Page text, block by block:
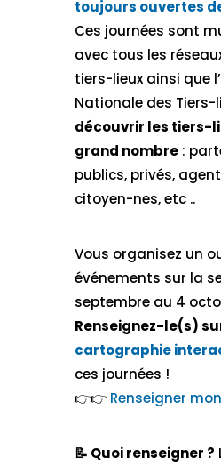
toujours ouvertes
Ces journées sont
avec tous les
tiers-lieux ainsi que
Nationale des Tiers-
découvrir les tiers-
grand nombre :
publics, privés,
citoyen-nes, etc ..
Vous organisez un
événements sur la
septembre au 4
Renseignez-le(s)
cartographie
ces journées !
​👉​👉​ Renseigner
📝​ Quoi renseigner ?